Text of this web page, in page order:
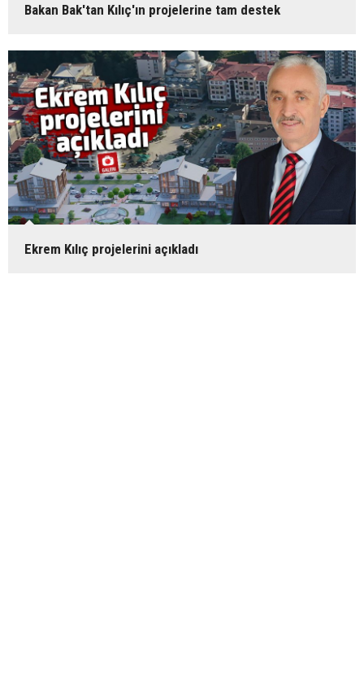
Bakan Bak'tan Kılıç'ın projelerine tam destek
Ekrem Kılıç projelerini açıkladı